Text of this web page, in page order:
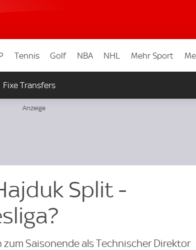
Tennis Golf NBA NHL Mehr Sport
Fixe Transfers
Split -
Saisonende als Technischer Direktor